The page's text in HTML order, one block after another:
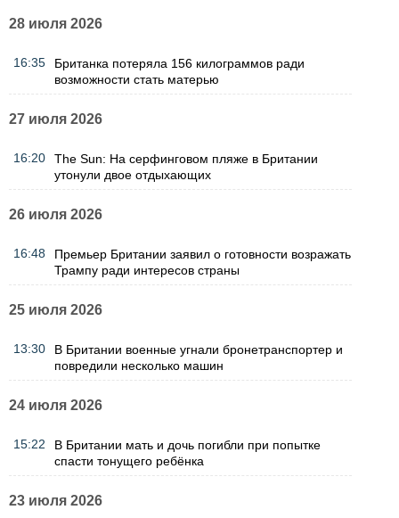
28 июля 2026
16:35
Британка потеряла 156 килограммов ради
возможности стать матерью
27 июля 2026
16:20
The Sun: На серфинговом пляже в Британии
утонули двое отдыхающих
26 июля 2026
16:48
Премьер Британии заявил о готовности возражать
Трампу ради интересов страны
25 июля 2026
13:30
В Британии военные угнали бронетранспортер и
повредили несколько машин
24 июля 2026
15:22
В Британии мать и дочь погибли при попытке
спасти тонущего ребёнка
23 июля 2026